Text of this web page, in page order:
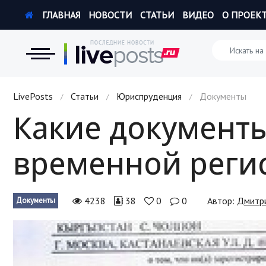
Новости
Экономика
Происшествия
Hi-Tech. Интернет
Россия
Наука и техника
Политика
ГЛАВНАЯ НОВОСТИ СТАТЬИ ВИДЕО О
LivePosts / Статьи / Юриспруденция / Документы
Какие
временной
Документы 4238 38 0 0 Автор: